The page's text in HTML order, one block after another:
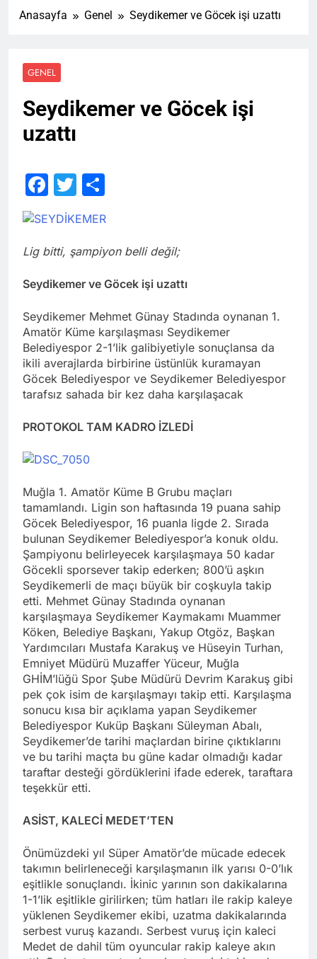
Anasayfa Genel Seydikemer ve Göcek işi uzattı
GENEL
Seydikemer ve Göcek işi
uzattı
Facebook
Twitter
Lig bitti, şampiyon belli değil;
Seydikemer ve Göcek işi uzattı
Seydikemer Mehmet Günay Stadında oynanan 1.
Amatör Küme karşılaşması Seydikemer
Belediyespor 2-1’lik galibiyetiyle sonuçlansa da
ikili averajlarda birbirine üstünlük kuramayan
Göcek Belediyespor ve Seydikemer Belediyespor
tarafsız sahada bir kez daha karşılaşacak
PROTOKOL TAM KADRO İZLEDİ
Muğla 1. Amatör Küme B Grubu maçları
tamamlandı. Ligin son haftasında 19 puana sahip
Göcek Belediyespor, 16 puanla ligde 2. Sırada
bulunan Seydikemer Belediyespor’a konuk oldu.
Şampiyonu belirleyecek karşılaşmaya 50 kadar
Göcekli sporsever takip ederken; 800’ü aşkın
Seydikemerli de maçı büyük bir coşkuyla takip
etti. Mehmet Günay Stadında oynanan
karşılaşmaya Seydikemer Kaymakamı Muammer
Köken, Belediye Başkanı, Yakup Otgöz, Başkan
Yardımcıları Mustafa Karakuş ve Hüseyin Turhan,
Emniyet Müdürü Muzaffer Yüceur, Muğla
GHİM’lüğü Spor Şube Müdürü Devrim Karakuş gibi
pek çok isim de karşılaşmayı takip etti. Karşılaşma
sonucu kısa bir açıklama yapan Seydikemer
Belediyespor Kuküp Başkanı Süleyman Abalı,
Seydikemer’de tarihi maçlardan birine çıktıklarını
ve bu tarihi maçta bu güne kadar olmadığı kadar
taraftar desteği gördüklerini ifade ederek, taraftara
teşekkür etti.
ASİST, KALECİ MEDET’TEN
Önümüzdeki yıl Süper Amatör’de mücade edecek
takımın belirleneceği karşılaşmanın ilk yarısı 0-0’lık
eşitlikle sonuçlandı. İkinic yarının son dakikalarına
1-1’lik eşitlikle girilirken; tüm hatları ile rakip kaleye
yüklenen Seydikemer ekibi, uzatma dakikalarında
serbest vuruş kazandı. Serbest vuruş için kaleci
Medet de dahil tüm oyuncular rakip kaleye akın